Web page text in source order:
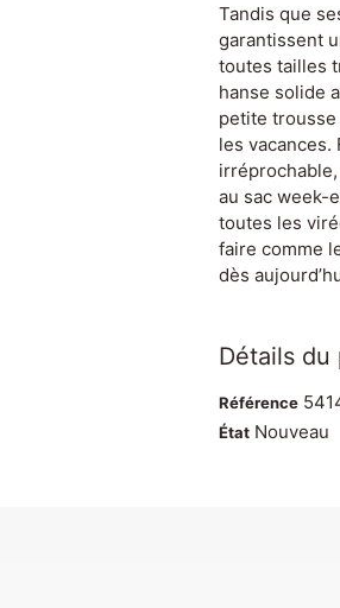
Tandis que
garantissent
toutes tailles
hanse solide
petite trousse
les vacances.
au sac week-
toutes les
faire comme
dès
Détails du
Référence
État Nouveau